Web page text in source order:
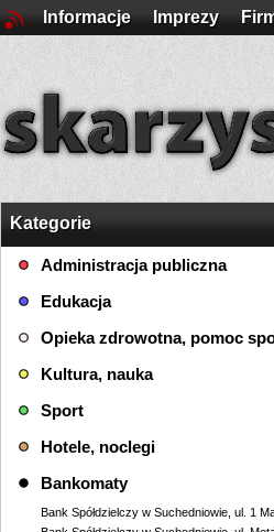
Informacje Imprezy
Kategorie
Administracja publiczna
Edukacja
Opieka zdrowotna, pomoc
Kultura, nauka
Sport
Hotele, noclegi
Bankomaty
Bank Spółdzielczy w Suchedniowie, ul. 1